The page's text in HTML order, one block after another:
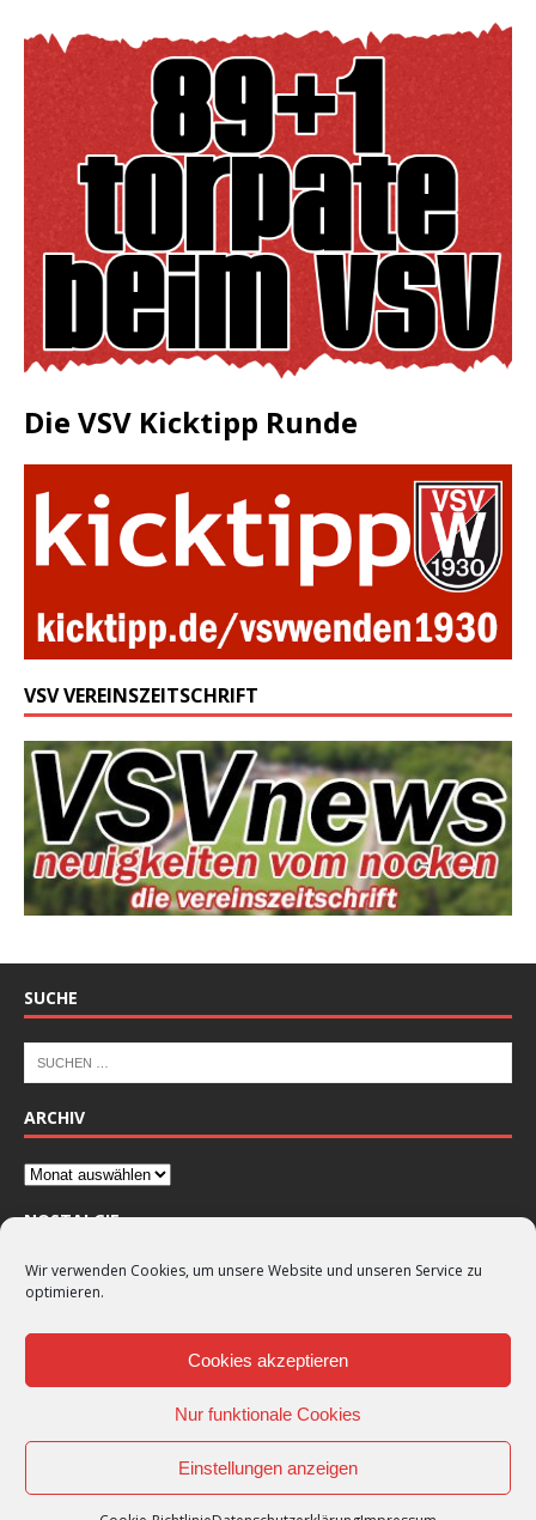
Wir verwenden Cookies, um unsere Website und unseren Service zu
optimieren.
Cookies akzeptieren
Nur funktionale Cookies
Einstellungen anzeigen
Die VSV Kicktipp Runde
VSV VEREINSZEITSCHRIFT
SUCHE
ARCHIV
NOSTALGIE